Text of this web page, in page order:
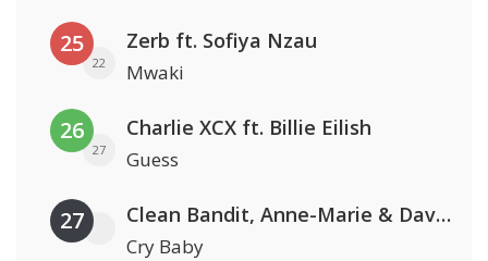
25
22
Zerb ft. Sofiya Nzau
Mwaki
26
27
Charlie XCX ft. Billie Eilish
Guess
27 Clean Bandit, Anne-Marie & David Guetta
Cry Baby